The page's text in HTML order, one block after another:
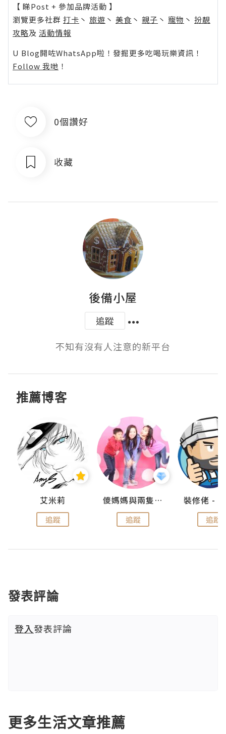
【 睇Post + 參加品牌活動 】
瀏覽更多社群 打卡 丶 旅遊 丶 美食 丶 親子 丶 寵物 丶 扮靚
攻略及 活動情報
U Blog開咗WhatsApp啦！發掘更多吃喝玩樂資訊！
Follow 我哋 ！
0個讚好
收藏
後備小屋
追蹤
不知有沒有人注意的新平台
推薦博客
艾米莉
追蹤
儍媽媽與兩隻小魔怪之家
追蹤 追蹤
發表評論
登入發表評論
更多生活文章推薦